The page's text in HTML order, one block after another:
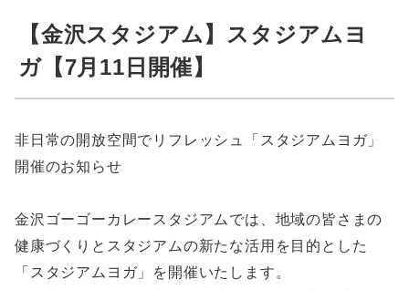
【金沢スタジアム】スタジアムヨ
ガ【7月11日開催】
非日常の開放空間でリフレッシュ「スタジアムヨガ」
開催のお知らせ
金沢ゴーゴーカレースタジアムでは、地域の皆さまの
健康づくりとスタジアムの新たな活用を目的とした
「スタジアムヨガ」を開催いたします。